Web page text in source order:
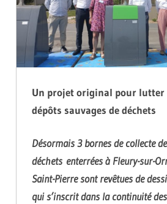
Un projet original pour lutter
dépôts sauvages de déchets
Désormais 3 bornes de collecte
déchets enterrées à Fleury-sur-
Saint-Pierre sont revêtues de
qui s’inscrit dans la continuité